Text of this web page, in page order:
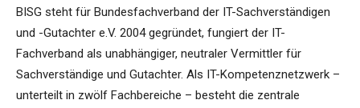
BISG steht für Bundesfachverband der IT-Sachverständigen
und -Gutachter e.V. 2004 gegründet, fungiert der IT-
Fachverband als unabhängiger, neutraler Vermittler für
Sachverständige und Gutachter. Als IT-Kompetenznetzwerk –
unterteilt in zwölf Fachbereiche – besteht die zentrale